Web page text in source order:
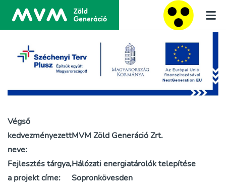
Végső
kedvezményezett
neve:
MVM Zöld Generáció Zrt.
Fejlesztés tárgya,
a projekt címe:
Hálózati energiatárolók telepítése
Sopronkövesden